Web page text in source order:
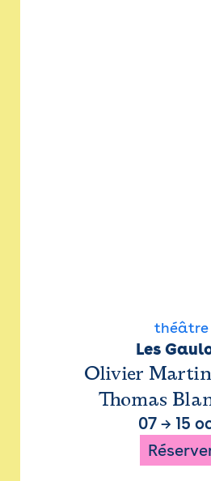
théâtre
Les
Olivier
Thomas
07→ 15